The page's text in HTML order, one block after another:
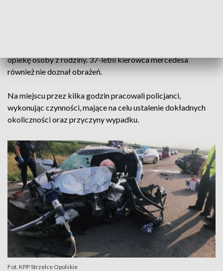
opiekę osoby z rodziny. 37-letni kierowca mercedesa
również nie doznał obrażeń.
Na miejscu przez kilka godzin pracowali policjanci,
wykonując czynności, mające na celu ustalenie dokładnych
okoliczności oraz przyczyny wypadku.
Fot. KPP Strzelce Opolskie